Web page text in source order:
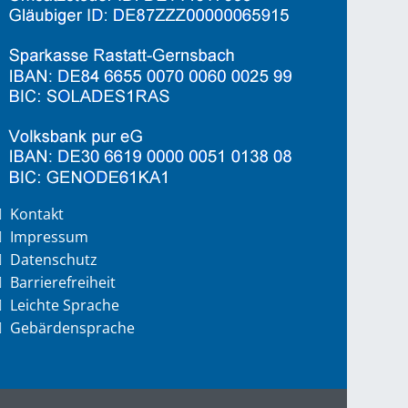
Kontakt
Impressum
Datenschutz
Barrierefreiheit
Leichte Sprache
Gebärdensprache